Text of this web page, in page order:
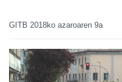
GITB 2018ko azaroaren 9a